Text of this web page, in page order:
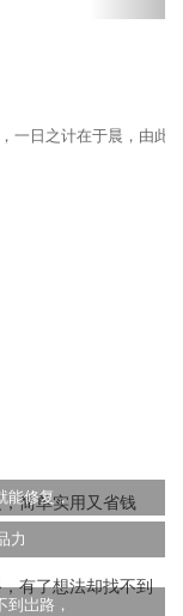
一日之计在于晨，由此
能修复，
力
岀路，